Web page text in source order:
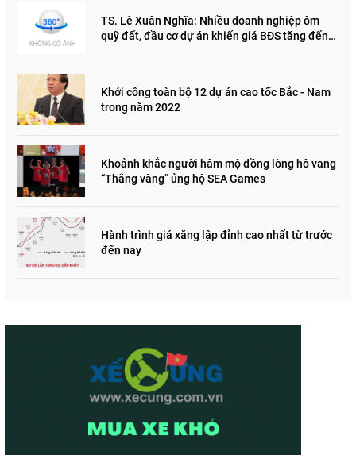
TS. Lê Xuân Nghĩa: Nhiều doanh nghiệp ôm
quỹ đất, đầu cơ dự án khiến giá BĐS tăng đến
Khởi công toàn bộ 12 dự án cao tốc Bắc - Nam
trong năm 2022
Khoảnh khắc người hâm mộ đồng lòng hô vang
“Thắng vàng” ủng hộ SEA Games
Hành trình giá xăng lập đỉnh cao nhất từ trước
đến nay